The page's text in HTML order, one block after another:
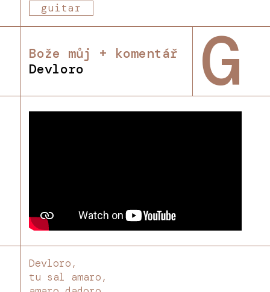
guitar
Bože můj + komentář
Devloro
G
Devloro,
tu sal amaro,